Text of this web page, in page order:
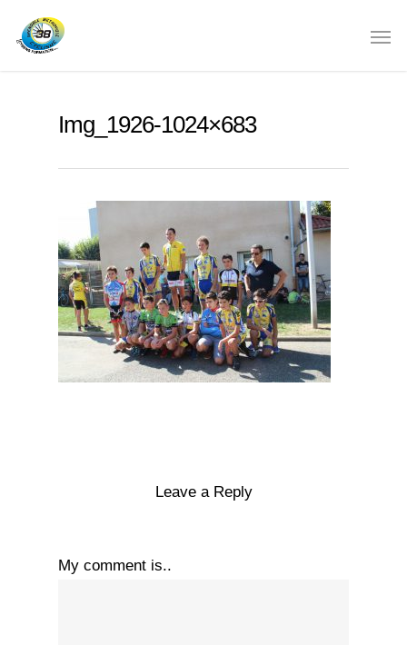
Img_1926-1024×683
Leave a Reply
My comment is..